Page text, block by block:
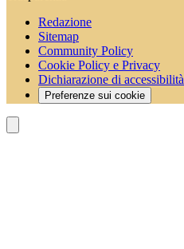
Redazione
Sitemap
Community Policy
Cookie Policy e Privacy
Dichiarazione di accessibilità
Preferenze sui cookie